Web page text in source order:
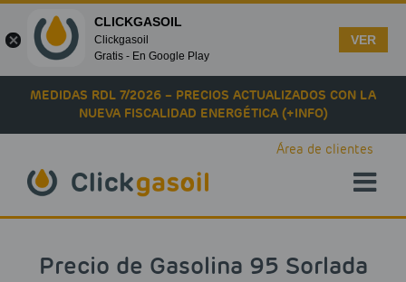
Skip to main content
MEDIDAS RDL 7/2026 – PRECIOS ACTUALIZADOS CON LA
NUEVA FISCALIDAD ENERGÉTICA (+INFO)
Área de clientes
Precio de Gasolina 95 Sorlada
CLICKGASOIL
Clickgasoil
Gratis - En Google Play
VER